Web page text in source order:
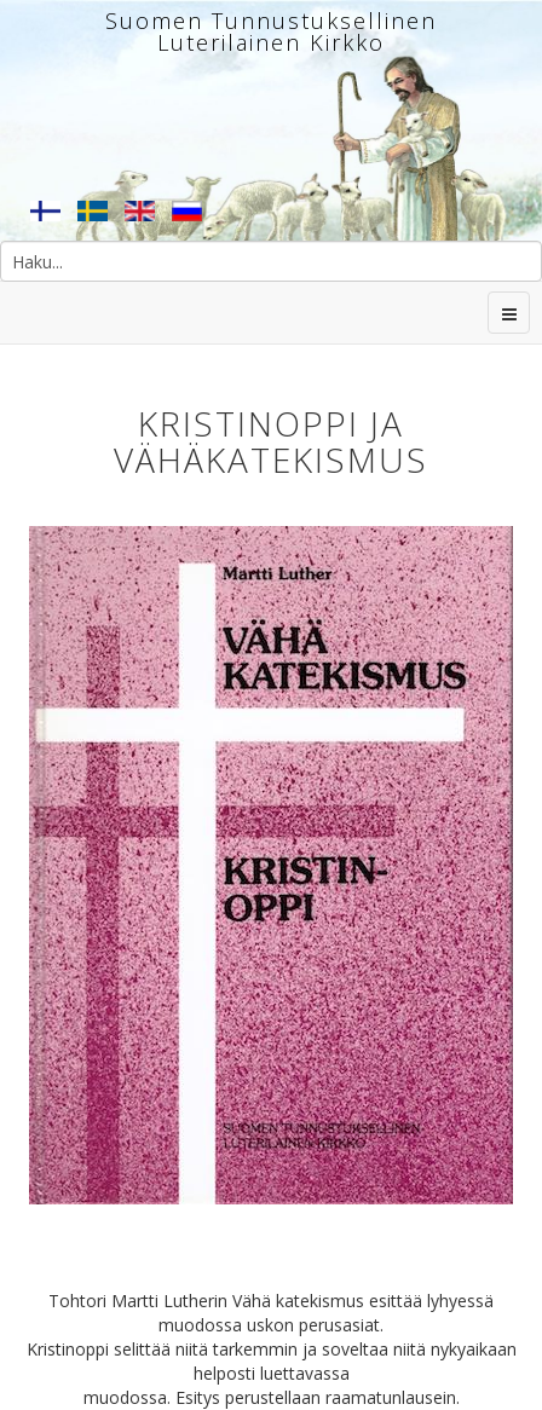
Suomen Tunnustuksellinen
Luterilainen Kirkko
KRISTINOPPI JA
VÄHÄKATEKISMUS
Tohtori Martti Lutherin Vähä katekismus esittää lyhyessä
muodossa uskon perusasiat.
Kristinoppi selittää niitä tarkemmin ja soveltaa niitä nykyaikaan
helposti luettavassa
muodossa. Esitys perustellaan raamatunlausein.